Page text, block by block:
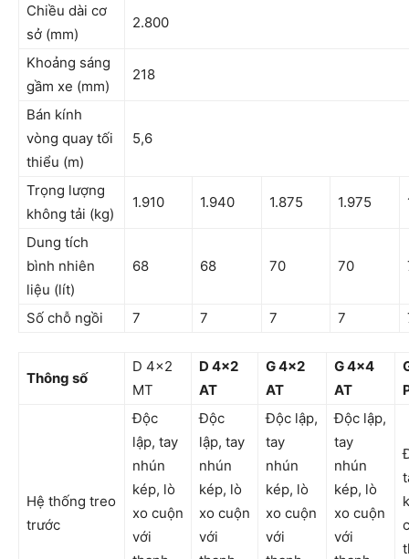
Chiều dài cơ
sở (mm)
2.800
Khoảng sáng
gầm xe (mm)
218
Bán kính
vòng quay tối
thiểu (m)
5,6
Trọng lượng
không tải (kg)
1.910 1.940 1.875 1.975
Dung tích
bình nhiên
liệu (lít)
68 68 70 70
Số chỗ ngồi 7 7 7 7
Thông số
D 4×2
MT
D 4×2
AT
G 4×2
AT
G 4×4
AT
Hệ thống treo
trước
Độc
lập, tay
nhún
kép, lò
xo cuộn
với
Độc
lập, tay
nhún
kép, lò
xo cuộn
với
Độc lập,
tay
nhún
kép, lò
xo cuộn
với
Độc lập,
tay
nhún
kép, lò
xo cuộn
với